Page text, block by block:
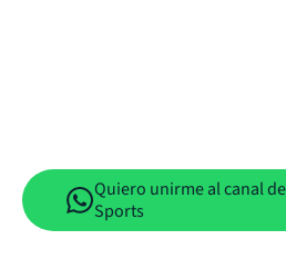
Quiero unirme al canal
Sports